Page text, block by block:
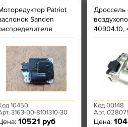
Patriot
Sanden
BA50210310
10450
3163-00-8101310-30
10521 руб
Дроссель
40904.10,
Bosch
Код 00148
Арт.
Цена: